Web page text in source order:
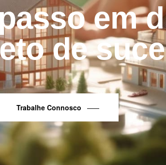
em
de
Trabalhe Connosco